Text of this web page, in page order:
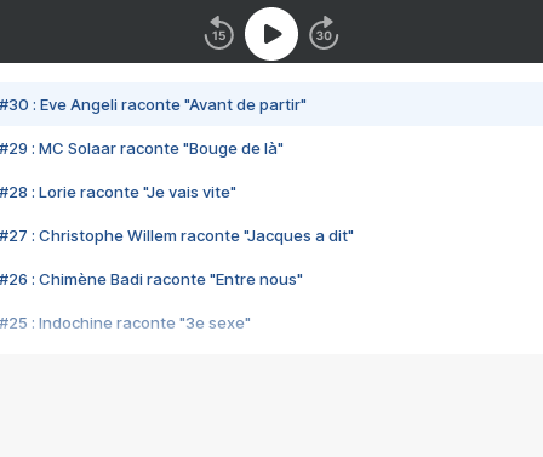
#30 : Eve Angeli raconte "Avant de partir"
#29 : MC Solaar raconte "Bouge de là"
#28 : Lorie raconte "Je vais vite"
#27 : Christophe Willem raconte "Jacques a dit"
#26 : Chimène Badi raconte "Entre nous"
#25 : Indochine raconte "3e sexe"